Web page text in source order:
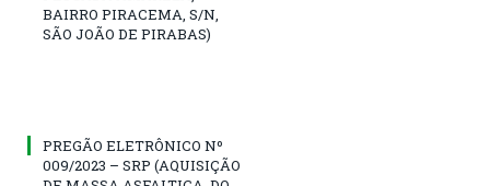
BAIRRO PIRACEMA, S/N,
SÃO JOÃO DE PIRABAS)
PREGÃO ELETRÔNICO Nº
009/2023 – SRP (AQUISIÇÃO